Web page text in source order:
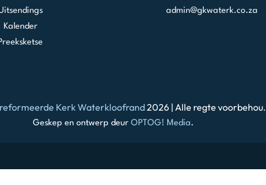
Kalender
admin@gkwaterk.co.za
Kerk Waterkloofrand2026 | Alle regte voorbehou.
Geskep en ontwerp deur OPTOG! Media.